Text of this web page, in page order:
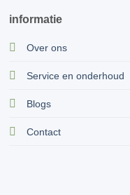
informatie
Over ons
Service en onderhoud
Blogs
Contact